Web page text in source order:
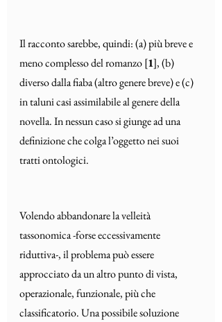
Il racconto sarebbe, quindi: (a) più breve e
meno complesso del romanzo [1], (b)
diverso dalla fiaba (altro genere breve) e (c)
in taluni casi assimilabile al genere della
novella. In nessun caso si giunge ad una
definizione che colga l’oggetto nei suoi
tratti ontologici.
Volendo abbandonare la velleità
tassonomica -forse eccessivamente
riduttiva-, il problema può essere
approcciato da un altro punto di vista,
operazionale, funzionale, più che
classificatorio. Una possibile soluzione